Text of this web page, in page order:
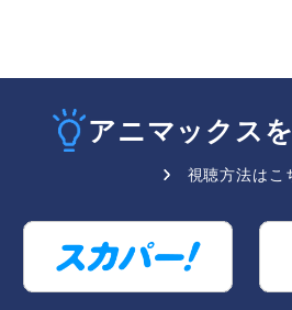
アニマックス
視聴方法はこ